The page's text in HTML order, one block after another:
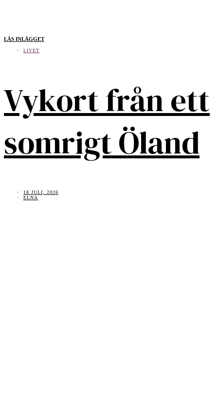
LÄS INLÄGGET
LIVET
Vykort från ett
somrigt Öland
18 JULI, 2026
ELNA